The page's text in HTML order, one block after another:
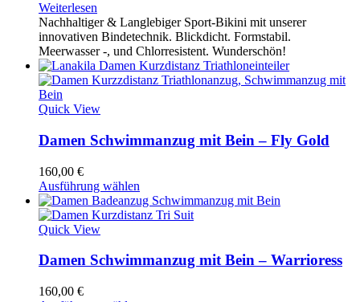
Weiterlesen
Nachhaltiger & Langlebiger Sport-Bikini mit unserer
innovativen Bindetechnik. Blickdicht. Formstabil.
Meerwasser -, und Chlorresistent. Wunderschön!
Quick View
Damen Schwimmanzug mit Bein – Fly Gold
160,00 €
Ausführung wählen
Quick View
Damen Schwimmanzug mit Bein – Warrioress
160,00 €